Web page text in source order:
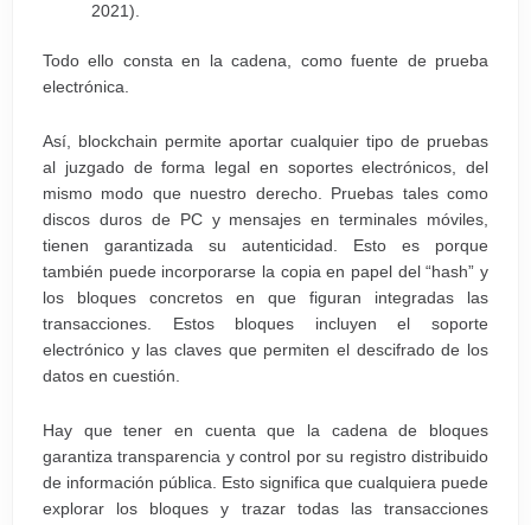
2021).
Todo ello consta en la cadena, como fuente de prueba
electrónica.
Así, blockchain permite aportar cualquier tipo de pruebas
al juzgado de forma legal en soportes electrónicos, del
mismo modo que nuestro derecho. Pruebas tales como
discos duros de PC y mensajes en terminales móviles,
tienen garantizada su autenticidad. Esto es porque
también puede incorporarse la copia en papel del “hash” y
los bloques concretos en que figuran integradas las
transacciones. Estos bloques incluyen el soporte
electrónico y las claves que permiten el descifrado de los
datos en cuestión.
Hay que tener en cuenta que la cadena de bloques
garantiza transparencia y control por su registro distribuido
de información pública. Esto significa que cualquiera puede
explorar los bloques y trazar todas las transacciones